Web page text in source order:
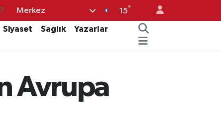
Merkez 15°
Siyaset Sağlık
Yazarlar
Avrupa